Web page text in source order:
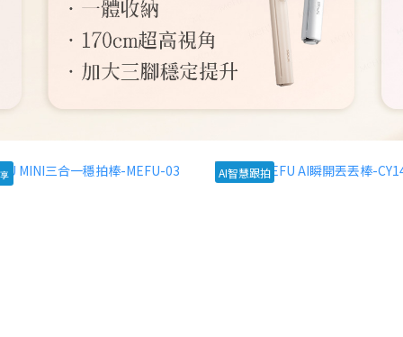
AI智慧跟拍